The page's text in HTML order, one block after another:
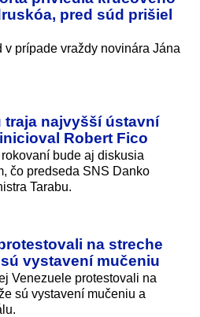
pred súd prišiel
prípade vraždy novinára Jána
traja najvyšší ústavní
Robert Fico
bude aj diskusia
čo predseda SNS Danko
Tarabu.
na streche
vystavení mučeniu
Venezuele protestovali na
sú vystavení mučeniu a